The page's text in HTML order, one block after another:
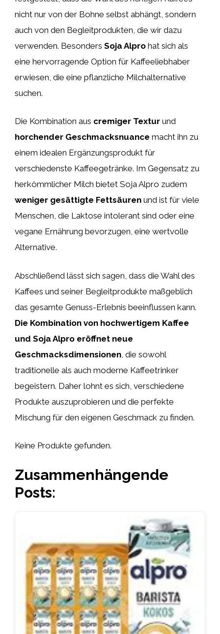
nicht nur von der Bohne selbst abhängt, sondern
auch von den Begleitprodukten, die wir dazu
verwenden. Besonders Soja Alpro hat sich als
eine hervorragende Option für Kaffeeliebhaber
erwiesen, die eine pflanzliche Milchalternative
suchen.
Die Kombination aus cremiger Textur und
horchender Geschmacksnuance macht ihn zu
einem idealen Ergänzungsprodukt für
verschiedenste Kaffeegetränke. Im Gegensatz zu
herkömmlicher Milch bietet Soja Alpro zudem
weniger gesättigte Fettsäuren und ist für viele
Menschen, die Laktose intolerant sind oder eine
vegane Ernährung bevorzugen, eine wertvolle
Alternative.
Abschließend lässt sich sagen, dass die Wahl des
Kaffees und seiner Begleitprodukte maßgeblich
das gesamte Genuss-Erlebnis beeinflussen kann.
Die Kombination von hochwertigem Kaffee
und Soja Alpro eröffnet neue
Geschmacksdimensionen , die sowohl
traditionelle als auch moderne Kaffeetrinker
begeistern. Daher lohnt es sich, verschiedene
Produkte auszuprobieren und die perfekte
Mischung für den eigenen Geschmack zu finden.
Keine Produkte gefunden.
Zusammenhängende
Posts: